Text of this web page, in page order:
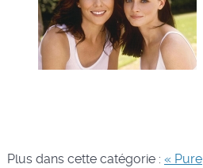
Plus dans cette catégorie : « Pure